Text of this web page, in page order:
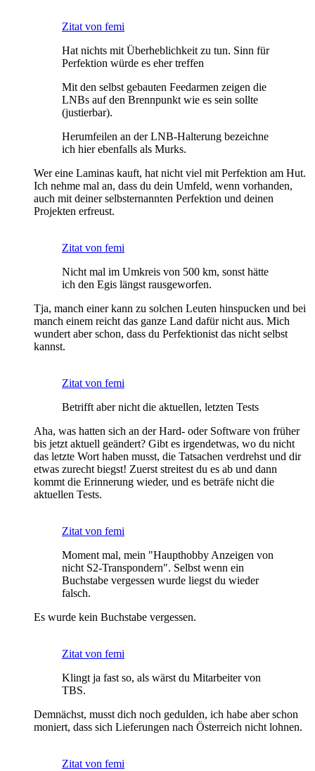
Zitat von femi
Hat nichts mit Überheblichkeit zu tun. Sinn für
Perfektion würde es eher treffen
Mit den selbst gebauten Feedarmen zeigen die
LNBs auf den Brennpunkt wie es sein sollte
(justierbar).
Herumfeilen an der LNB-Halterung bezeichne
ich hier ebenfalls als Murks.
Wer eine Laminas kauft, hat nicht viel mit Perfektion am Hut.
Ich nehme mal an, dass du dein Umfeld, wenn vorhanden,
auch mit deiner selbsternannten Perfektion und deinen
Projekten erfreust.
Zitat von femi
Nicht mal im Umkreis von 500 km, sonst hätte
ich den Egis längst rausgeworfen.
Tja, manch einer kann zu solchen Leuten hinspucken und bei
manch einem reicht das ganze Land dafür nicht aus. Mich
wundert aber schon, dass du Perfektionist das nicht selbst
kannst.
Zitat von femi
Betrifft aber nicht die aktuellen, letzten Tests
Aha, was hatten sich an der Hard- oder Software von früher
bis jetzt aktuell geändert? Gibt es irgendetwas, wo du nicht
das letzte Wort haben musst, die Tatsachen verdrehst und dir
etwas zurecht biegst! Zuerst streitest du es ab und dann
kommt die Erinnerung wieder, und es beträfe nicht die
aktuellen Tests.
Zitat von femi
Moment mal, mein "Haupthobby Anzeigen von
nicht S2-Transpondern". Selbst wenn ein
Buchstabe vergessen wurde liegst du wieder
falsch.
Es wurde kein Buchstabe vergessen.
Zitat von femi
Klingt ja fast so, als wärst du Mitarbeiter von
TBS.
Demnächst, musst dich noch gedulden, ich habe aber schon
moniert, dass sich Lieferungen nach Österreich nicht lohnen.
Zitat von femi